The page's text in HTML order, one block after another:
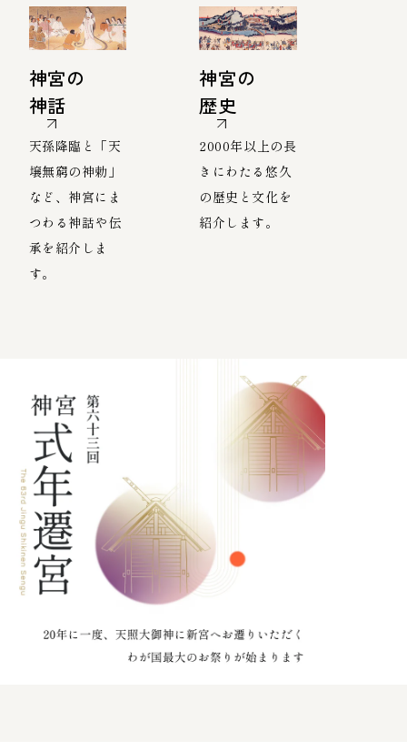
神宮の
神話
天孫降臨と「天
壌無窮の神勅」
など、神宮にま
つわる神話や伝
承を紹介しま
す。
神宮の
歴史
2000年以上の長
きにわたる悠久
の歴史と文化を
紹介します。